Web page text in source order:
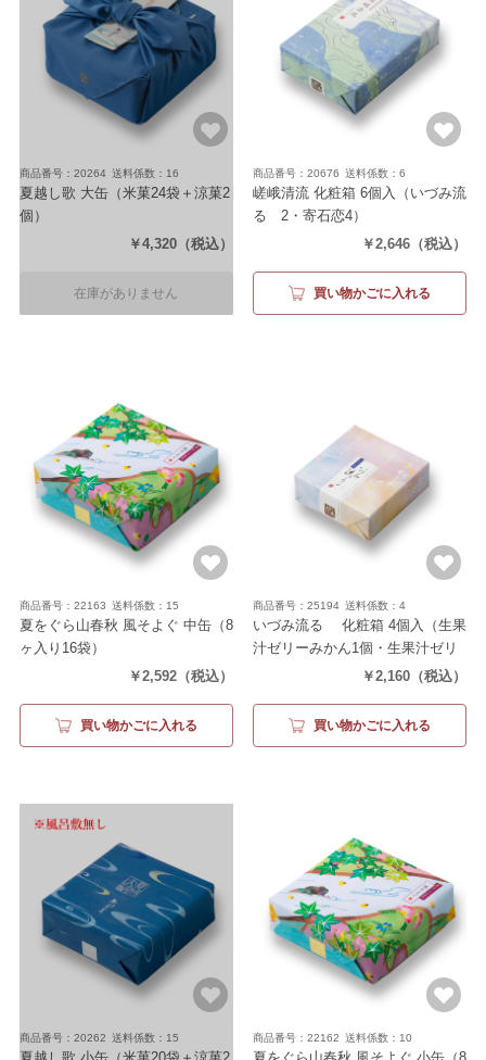
商品番号：20264 送料係数：16
夏越し歌 大缶（米菓24袋＋涼菓2
個）
￥4,320 （税込）
在庫がありません
商品番号：20676 送料係数：6
嵯峨清流 化粧箱 6個入
（いづみ流
るゝ2・寄石恋4）
￥2,646 （税込）
買い物かごに入れる
商品番号：22163 送料係数：15
夏をぐら山春秋 風そよぐ 中缶（8
ヶ入り16袋）
￥2,592 （税込）
買い物かごに入れる
商品番号：25194 送料係数：4
いづみ流るゝ 化粧箱 4個入
（生果
汁ゼリーみかん1個・生果汁ゼリ
ーもも1個・生水羊羹2個）
￥2,160 （税込）
買い物かごに入れる
商品番号：20262 送料係数：15 商品番号：22162 送料係数：10